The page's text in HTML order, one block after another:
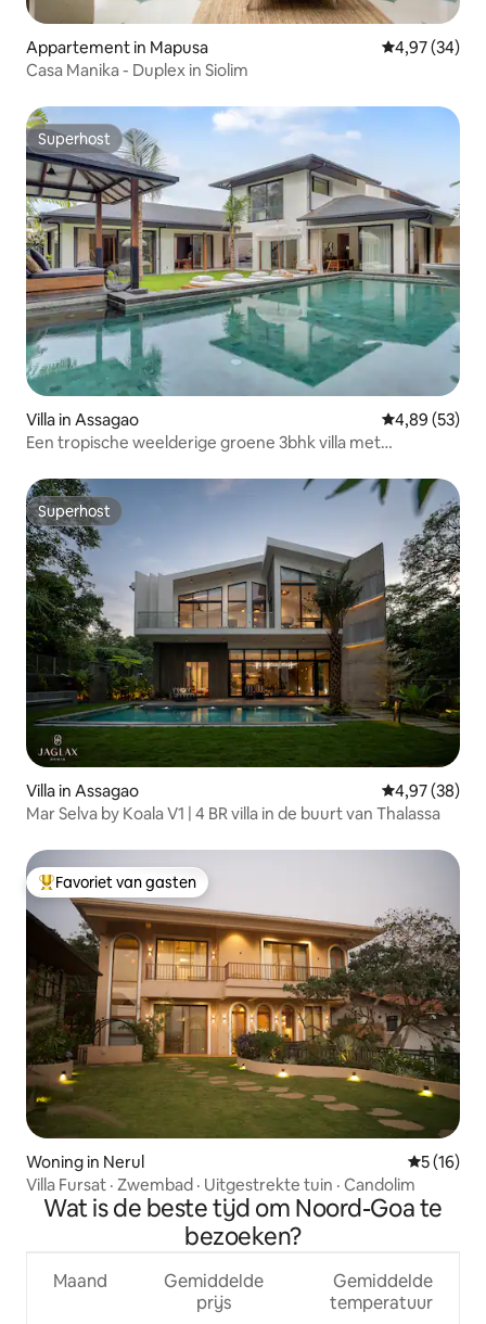
Appartement in Mapusa Gemiddelde
4,97 (34)
Casa Manika - Duplex in Siolim
Superhost
Superhost
Villa in Assagao Gemiddelde
4,89 (53)
Een tropische weelderige groene 3bhk villa met
Superhost
Superhost
Villa in Assagao Gemiddelde
4,97 (38)
Mar Selva by Koala V1 | 4 BR villa in de buurt van Thalassa
Topfavoriet van gasten
Favoriet van gasten
Woning in Nerul
5 (16)
Villa Fursat · Zwembad · Uitgestrekte tuin · Candolim
Wat is de beste tijd om Noord-Goa te
bezoeken?
Maand
Gemiddelde
prijs
Gemiddelde
temperatuur